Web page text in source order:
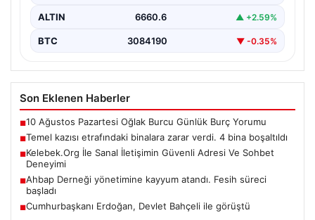
ALTIN 6660.6 ▲ +2.59%
BTC 3084190 ▼ -0.35%
Son Eklenen Haberler
■10 Ağustos Pazartesi Oğlak Burcu Günlük Burç Yorumu
■Temel kazısı etrafındaki binalara zarar verdi. 4 bina boşaltıldı
■Kelebek.Org İle Sanal İletişimin Güvenli Adresi Ve Sohbet
Deneyimi
■Ahbap Derneği yönetimine kayyum atandı. Fesih süreci
başladı
■Cumhurbaşkanı Erdoğan, Devlet Bahçeli ile görüştü